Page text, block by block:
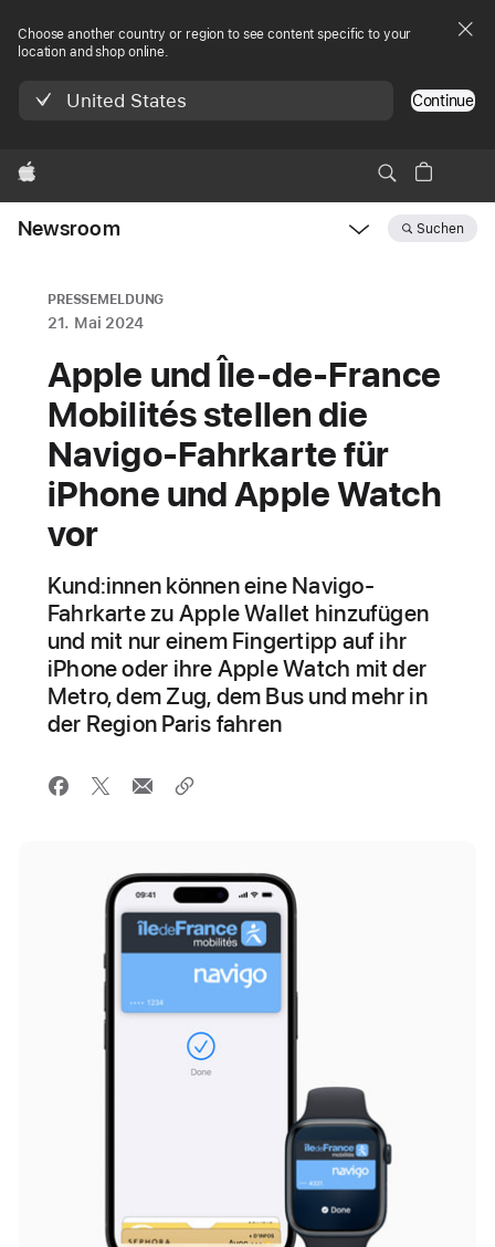
Choose another country or region to see content specific to your
location and shop online.
United States Continue
Apple
Newsroom Suchen
PRESSEMELDUNG
21. Mai 2024
Apple und Île-de-France
Mobilités stellen die
Navigo-Fahrkarte für
iPhone und Apple Watch
vor
Kund:innen können eine Navigo-
Fahrkarte zu Apple Wallet hinzufügen
und mit nur einem Fingertipp auf ihr
iPhone oder ihre Apple Watch mit der
Metro, dem Zug, dem Bus und mehr in
der Region Paris fahren